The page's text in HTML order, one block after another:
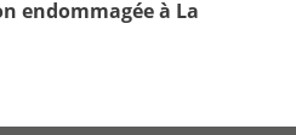
endommagée à La